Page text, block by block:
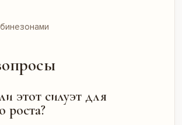
этот силуэт для
роста?